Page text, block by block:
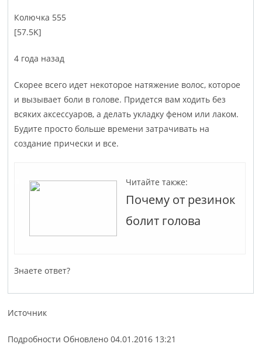
Колюч­ка 555
[57.5K]
4 года назад
Скорее всего идет некоторое натяжение волос, которое
и вызывает боли в голове. Придется вам ходить без
всяких аксессуаров, а делать укладку феном или лаком.
Будите просто больше времени затрачивать на
создание прически и все.
Читайте также:
Почему от резинок
болит голова
Знаете ответ?
Источник
Подробности Обновлено 04.01.2016 13:21